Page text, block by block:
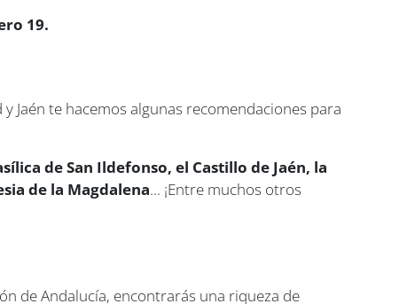
19.
Jaén te hacemos algunas recomendaciones para
de San Ildefonso, el Castillo de Jaén, la
de la Magdalena... ¡Entre muchos otros
de Andalucía, encontrarás una riqueza de